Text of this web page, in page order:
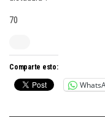
70
Comparte esto: